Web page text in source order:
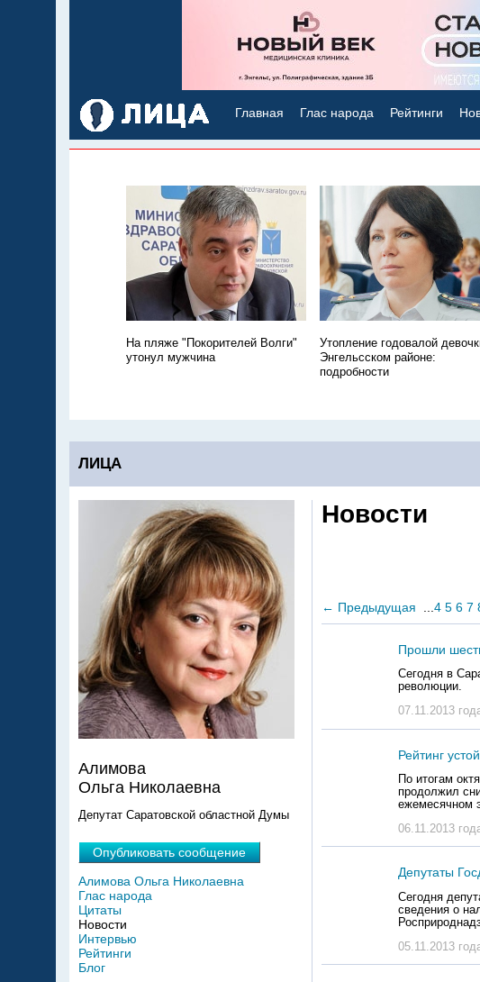
Главная Глас народа Рейтинги
На пляже "Покорителей Волги"
утонул мужчина
Утопление годовалой
Энгельсском районе:
подробности
ЛИЦА
Новости
← Предыдущая 4 5 6 7
Прошли
Сегодня в
революции.
07.11.2013
Рейтинг
По итогам
продолжил
ежемесячном
06.11.2013
Депутаты
Сегодня
сведения о
05.11.2013
Алимова
Ольга Николаевна
Депутат Саратовской областной Думы
Опубликовать сообщение
Алимова Ольга Николаевна
Глас народа
Цитаты
Новости
Интервью
Рейтинги
Блог